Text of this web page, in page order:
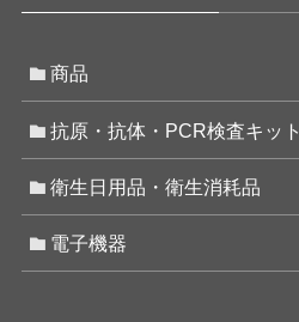
商品
抗原・抗体・PCR検査キット
衛生日用品・衛生消耗品
電子機器